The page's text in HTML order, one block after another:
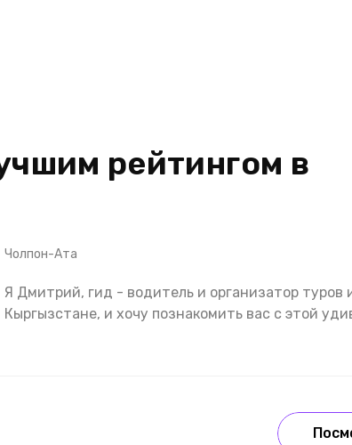
рейтингом в
Чолпон-Ата
Я Дмитрий, гид - водитель и организатор туров
Кыргызстане, и хочу познакомить вас с этой